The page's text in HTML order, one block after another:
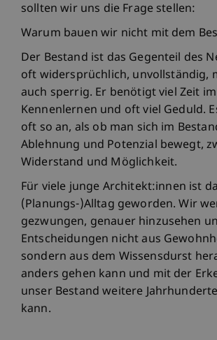
sollten wir uns die Frage stellen:
Warum bauen wir nicht mit dem
Der Bestand ist das Gegenteil des
oft widersprüchlich, unvollständig,
auch sperrig. Er benötigt viel Zeit im
Kennenlernen und oft viel Geduld.
oft so an, als ob man sich im
Ablehnung und Potenzial bewegt,
Widerstand und Möglichkeit.
Für viele junge Architekt:innen ist
(Planungs-)Alltag geworden. Wir
gezwungen, genauer hinzusehen
Entscheidungen nicht aus
sondern aus dem Wissensdurst
anders gehen kann und mit der
unser Bestand weitere
kann.